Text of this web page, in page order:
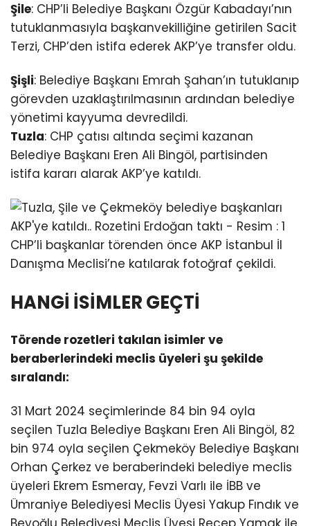
Şile: CHP’li Belediye Başkanı Özgür Kabadayı’nın
tutuklanmasıyla başkanvekilliğine getirilen Sacit
Terzi, CHP’den istifa ederek AKP’ye transfer oldu.
Şişli: Belediye Başkanı Emrah Şahan’ın tutuklanıp
görevden uzaklaştırılmasının ardından belediye
yönetimi kayyuma devredildi.
Tuzla: CHP çatısı altında seçimi kazanan
Belediye Başkanı Eren Ali Bingöl, partisinden
istifa kararı alarak AKP’ye katıldı.
CHP’li başkanlar törenden önce AKP İstanbul İl
Danışma Meclisi’ne katılarak fotoğraf çekildi.
HANGİ İSİMLER GEÇTİ
Törende rozetleri takılan isimler ve
beraberlerindeki meclis üyeleri şu şekilde
sıralandı:
31 Mart 2024 seçimlerinde 84 bin 94 oyla
seçilen Tuzla Belediye Başkanı Eren Ali Bingöl, 82
bin 974 oyla seçilen Çekmeköy Belediye Başkanı
Orhan Çerkez ve beraberindeki belediye meclis
üyeleri Ekrem Esmeray, Fevzi Varlı ile İBB ve
Ümraniye Belediyesi Meclis Üyesi Yakup Fındık ve